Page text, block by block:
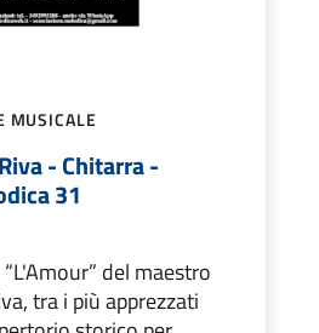
MUSICALE
- Chitarra -
31
del maestro
tra i più apprezzati